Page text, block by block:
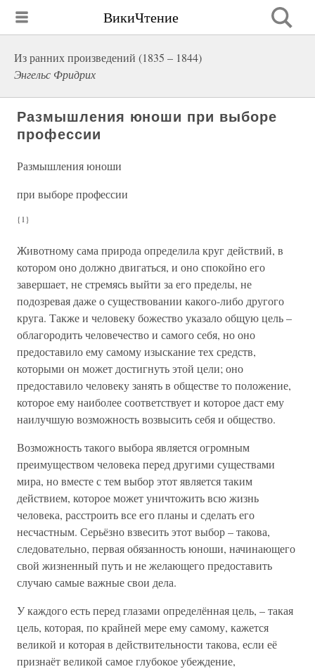
ВикиЧтение
Из ранних произведений (1835 – 1844)
Энгельс Фридрих
Размышления юноши при выборе
профессии
Размышления юноши
при выборе профессии
{1}
Животному сама природа определила круг действий, в
котором оно должно двигаться, и оно спокойно его
завершает, не стремясь выйти за его пределы, не
подозревая даже о существовании какого-либо другого
круга. Также и человеку божество указало общую цель –
облагородить человечество и самого себя, но оно
предоставило ему самому изыскание тех средств,
которыми он может достигнуть этой цели; оно
предоставило человеку занять в обществе то положение,
которое ему наиболее соответствует и которое даст ему
наилучшую возможность возвысить себя и общество.
Возможность такого выбора является огромным
преимуществом человека перед другими существами
мира, но вместе с тем выбор этот является таким
действием, которое может уничтожить всю жизнь
человека, расстроить все его планы и сделать его
несчастным. Серьёзно взвесить этот выбор – такова,
следовательно, первая обязанность юноши, начинающего
свой жизненный путь и не желающего предоставить
случаю самые важные свои дела.
У каждого есть перед глазами определённая цель, – такая
цель, которая, по крайней мере ему самому, кажется
великой и которая в действительности такова, если её
признаёт великой самое глубокое убеждение,